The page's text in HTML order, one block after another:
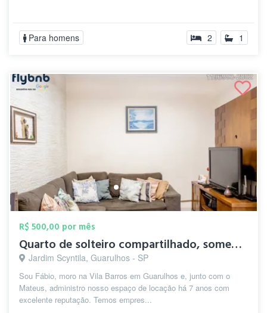
Para homens 2 1
R$ 500,00 por mês
Quarto de solteiro compartilhado, soment...
Jardim Scyntila, Guarulhos - SP
Sou Fábio, moro na Vila Barros em Guarulhos e, junto com o
Mateus, administro nosso espaço de locação há 7 anos com
excelente reputação. Temos empres...